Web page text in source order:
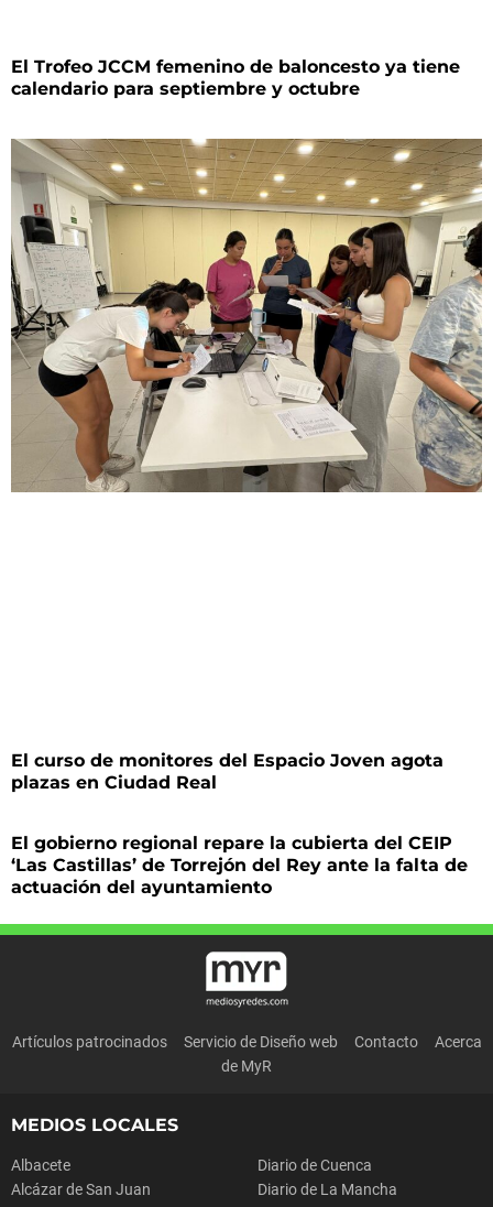
El Trofeo JCCM femenino de baloncesto ya tiene
calendario para septiembre y octubre
El curso de monitores del Espacio Joven agota
plazas en Ciudad Real
El gobierno regional repare la cubierta del CEIP
‘Las Castillas’ de Torrejón del Rey ante la falta de
actuación del ayuntamiento
Artículos patrocinados Servicio de Diseño web Contacto
Acerca
de MyR
MEDIOS LOCALES
Albacete
Alcázar de San Juan
Diario de Cuenca
Diario de La Mancha